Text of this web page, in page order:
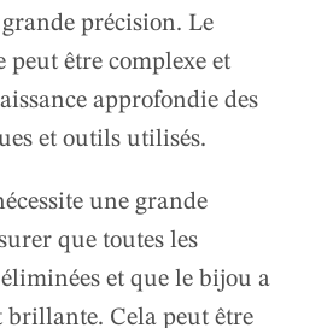
précision. Le
peut être complexe et
approfondie des
et outils utilisés.
une grande
que toutes les
et que le bijou a
Cela peut être